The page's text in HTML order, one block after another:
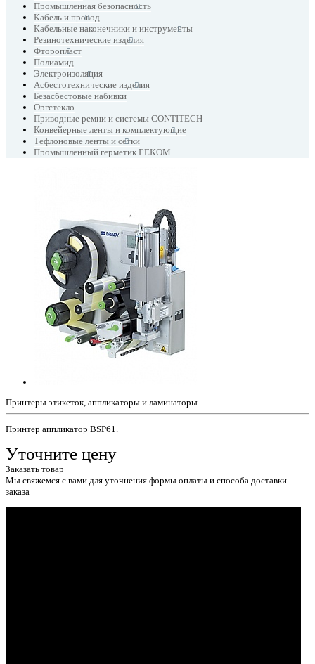
Промышленная безопасность
Кабель и провод
Кабельные наконечники и инструменты
Резинотехнические изделия
Фторопласт
Полиамид
Электроизоляция
Асбестотехнические изделия
Безасбестовые набивки
Оргстекло
Приводные ремни и системы CONTITECH
Конвейерные ленты и комплектующие
Тефлоновые ленты и сетки
Промышленный герметик ГЕКОМ
Принтеры этикеток, аппликаторы и ламинаторы
Принтер аппликатор BSP61.
Уточните цену
Заказать товар
Мы свяжемся с вами для уточнения формы оплаты и способа доставки
заказа